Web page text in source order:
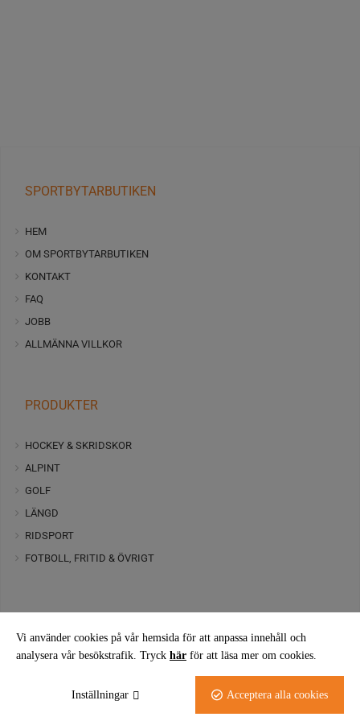
SPORTBYTARBUTIKEN
HEM
OM SPORTBYTARBUTIKEN
KONTAKT
FAQ
JOBB
ALLMÄNNA VILLKOR
PRODUKTER
HOCKEY & SKRIDSKOR
ALPINT
GOLF
LÄNGD
RIDSPORT
FOTBOLL, FRITID & ÖVRIGT
FÖLJ OSS PÅ FACEBOOK
Vi använder cookies på vår hemsida för att anpassa innehåll och
analysera vår besökstrafik. Tryck här för att läsa mer om cookies.
Inställningar Acceptera alla cookies